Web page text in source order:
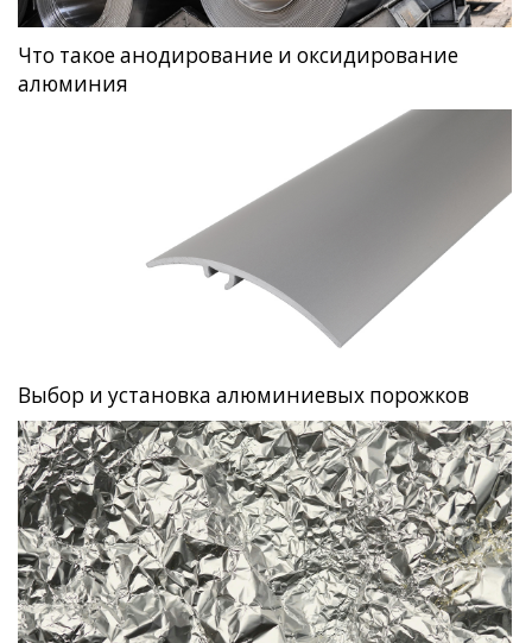
Что такое анодирование и оксидирование
алюминия
Выбор и установка алюминиевых порожков